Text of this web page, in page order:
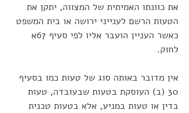
את כוונתו האמיתית של המצווה, יתקן את
הטעות הרשם לענייני ירושה או בית המשפט
כאשר העניין הועבר אליו לפי סעיף 67א
לחוק.
אין מדובר באותה סוג של טעות כמו בסעיף
30 (ב) העוסקת בטעות שבעובדה, טעות
בדין או טעות במניע, אלא בטעות טכנית